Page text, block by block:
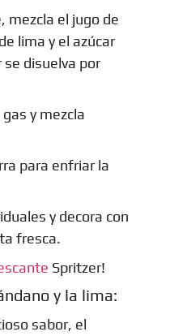
mezcla el jugo de
lima y el azúcar
se disuelva por
y mezcla
para enfriar la
y decora con
fresca.
Spritzer!
y la lima:
sabor, el